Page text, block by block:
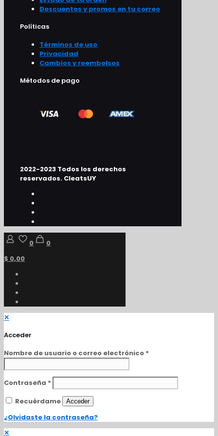
Descuentos y promos en tu correo
Políticas
Términos de uso
Privacidad
Cambios y reembolsos
Métodos de pago
2022-2023 Todos los derechos
reservados. CleatsUY
0
0
$ 0,00
✕
Acceder
Nombre de usuario o correo electrónico *
Contraseña *
Recuérdame
Acceder
¿Olvidaste la contraseña?
✕